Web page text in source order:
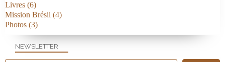
NEWSLETTER
Livres (6)
Mission Brésil (4)
Photos (3)